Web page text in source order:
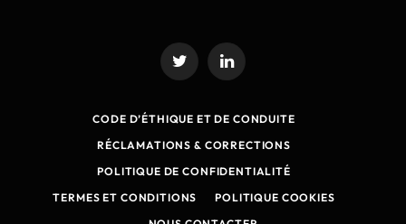
Twitter LinkedIn
CODE D’ÉTHIQUE ET DE CONDUITE
RÉCLAMATIONS & CORRECTIONS
POLITIQUE DE CONFIDENTIALITÉ
TERMES ET CONDITIONS
POLITIQUE COOKIES